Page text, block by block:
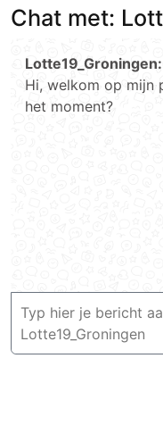
Chat met:
Lotte19_Groningen:
Hi, welkom op mijn
het moment?